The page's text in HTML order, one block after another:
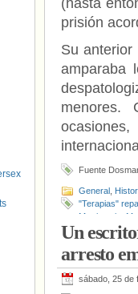
(hasta
prisión
Su anterior
amparaba
menores.
Fuente
General
"Terapias"
Matrimonio
Un
arresto
sábado, 25 de